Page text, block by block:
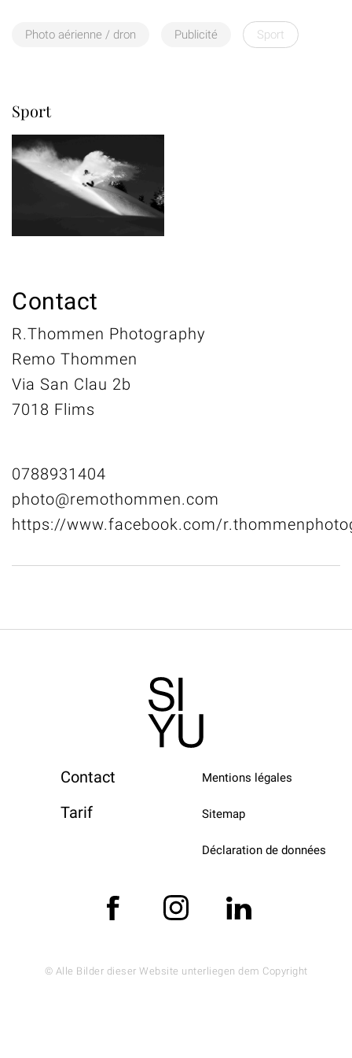
Photo aérienne / dron Publicité Sport
Sport
Contact
R.Thommen Photography
Remo Thommen
Via San Clau 2b
7018 Flims
0788931404
photo@remothommen.com
https://www.facebook.com/
Contact
Tarif
Mentions légales
Sitemap
Déclaration de données
© Alle Bilder dieser Website unterliegen dem Copyright